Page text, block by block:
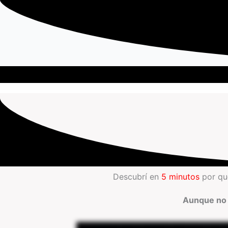
Descubrí en 5 minutos por
Aunque